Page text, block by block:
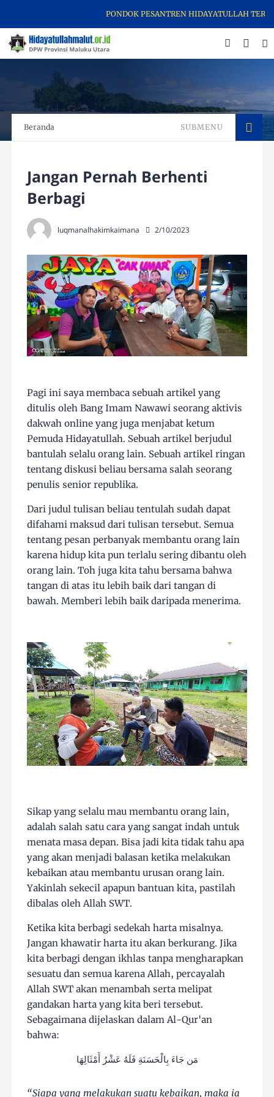
PONDOK PESANTREN HIDAYATULLAH
Beranda SUBMENU
Jangan Pernah Berhenti
Berbagi
luqmanalhakimkaimana 2/10/2023
Pagi ini saya membaca sebuah artikel yang
ditulis oleh Bang Imam Nawawi seorang aktivis
dakwah online yang juga menjabat ketum
Pemuda Hidayatullah. Sebuah artikel berjudul
bantulah selalu orang lain. Sebuah artikel ringan
tentang diskusi beliau bersama salah seorang
penulis senior republika.
Dari judul tulisan beliau tentulah sudah dapat
difahami maksud dari tulisan tersebut. Semua
tentang pesan perbanyak membantu orang lain
karena hidup kita pun terlalu sering dibantu oleh
orang lain. Toh juga kita tahu bersama bahwa
tangan di atas itu lebih baik dari tangan di
bawah. Memberi lebih baik daripada menerima.
Sikap yang selalu mau membantu orang lain,
adalah salah satu cara yang sangat indah untuk
menata masa depan. Bisa jadi kita tidak tahu apa
yang akan menjadi balasan ketika melakukan
kebaikan atau membantu urusan orang lain.
Yakinlah sekecil apapun bantuan kita, pastilah
dibalas oleh Allah SWT.
Ketika kita berbagi sedekah harta misalnya.
Jangan khawatir harta itu akan berkurang. Jika
kita berbagi dengan ikhlas tanpa mengharapkan
sesuatu dan semua karena Allah, percayalah
Allah SWT akan menambah serta melipat
gandakan harta yang kita beri tersebut.
Sebagaimana dijelaskan dalam Al-Qur'an
bahwa:
مَن جَاءَ بِالْحَسَنَةِ فَلَهُ عَشْرُ أَمْثَالِهَا
“Siapa yang melakukan suatu kebaikan, maka ia